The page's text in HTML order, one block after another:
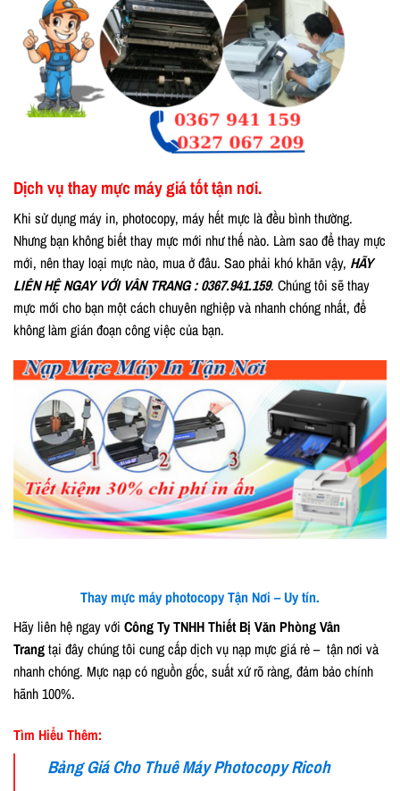
Dịch vụ thay mực máy giá tốt tận nơi.
Khi sử dụng máy in, photocopy, máy hết mực là đều bình thường.
Nhưng bạn không biết thay mực mới như thế nào. Làm sao để thay mực
mới, nên thay loại mực nào, mua ở đâu. Sao phải khó khăn vậy, HÃY
LIÊN HỆ NGAY VỚI VÂN TRANG : 0367.941.159. Chúng tôi sẽ thay
mực mới cho bạn một cách chuyên nghiệp và nhanh chóng nhất, để
không làm gián đoạn công việc của bạn.
Thay mực máy photocopy Tận Nơi – Uy tín.
Hãy liên hệ ngay với Công Ty TNHH Thiết Bị Văn Phòng Vân
Trangtại đây chúng tôi cung cấp dịch vụ nạp mực giá rẻ – tận nơi và
nhanh chóng. Mực nạp có nguồn gốc, suất xứ rõ ràng, đảm bảo chính
hãnh 100%.
Tìm Hiểu Thêm:
Bảng Giá Cho Thuê Máy Photocopy Ricoh